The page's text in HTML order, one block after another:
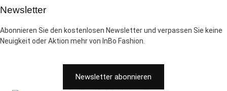
Newsletter
Abonnieren Sie den kostenlosen Newsletter und verpassen Sie keine
Neuigkeit oder Aktion mehr von InBo Fashion.
Newsletter abonnieren